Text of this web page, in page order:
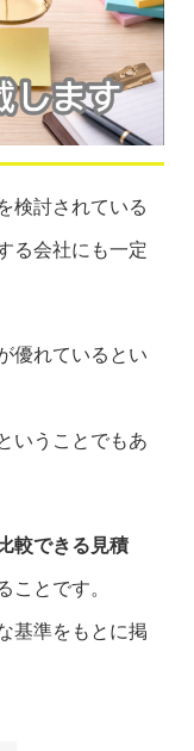
検討されている
る会社にも一定
優れているとい
いうことでもあ
較できる見積
ことです。
基準をもとに掲